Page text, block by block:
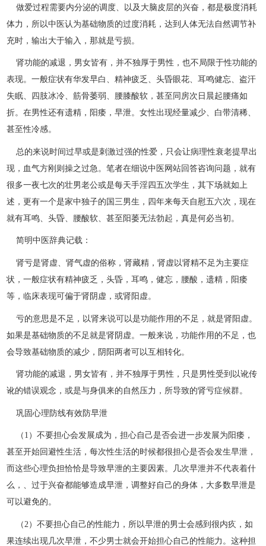
做爱过程需要内分泌的调度、以及大脑皮层的兴奋，都是极度消耗
体力，所以中医认为基础物质的过度消耗，达到人体无法自然调节补
充时，输出大于输入，那就是亏损。
肾功能的减退，男女皆有，并不独厚于男性，也不局限于性功能的
表现。一般症状有华发早白、精神疲乏、头昏眼花、耳鸣健忘、盗汗
失眠、四肢冰冷、筋骨萎弱、腰膝酸软，甚至同房次日晨起腰痛如
折。在男性还有遗精，阳痿，早泄。女性出现经量减少、白带清稀、
甚至性冷感。
总的来说时间过早或是刺激过强的性爱，只会让病理性衰老提早出
现，血气方刚则操之过急。笔者在细说中医网站回答咨询问题，就有
很多一夜七次的壮男老公或是每天手淫四五次学生，其下场就如上
述，更有一个是家中独子的国三男生，四年来每天自慰五六次，现在
就有耳鸣、头昏、腰酸软、甚至阳萎无法勃起，真是何必当初。
简明中医辞典记载：
肾亏是肾虚、肾气虚的俗称，肾藏精，肾虚以肾精不足为主要症
状，一般症状有精神疲乏，头昏，耳鸣，健忘，腰酸，遗精，阳痿
等，临床表现可偏于肾阴虚，或肾阳虚。
亏的意思是不足，以肾来说可以是功能作用的不足，就是肾阳虚。
如果是基础物质的不足就是肾阴虚。一般来说，功能作用的不足，也
会导致基础物质的减少，阴阳两者可以互相转化。
肾功能的减退，男女皆有，并不独厚于男性，只是男性受到以讹传
讹的错误观念，或是与身俱来的自然压力，所导致的肾亏症候群。
巩固心理防线有效防早泄
（1）不要担心会发展成为，担心自己是否会进一步发展为阳痿，
甚至开始回避性生活，每次性生活的时候都很担心是否会发生早泄，
而这些心理负担恰恰是导致早泄的主要因素。几次早泄并不代表着什
么，、过于兴奋都能够造成早泄，调整好自己的身体，大多数早泄是
可以避免的。
（2）不要担心自己的性能力，所以早泄的男士会感到很内疚，如
果连续出现几次早泄，不少男士就会开始担心自己的性能力。这种担